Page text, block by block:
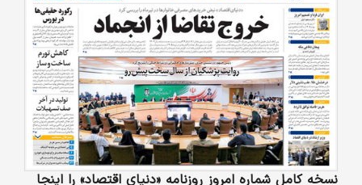
نسخه کامل شماره امروز روزنامه «دنیای‌ اقتصاد» را اینجا